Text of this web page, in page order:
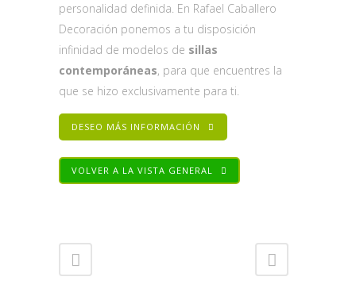
personalidad definida. En Rafael Caballero
Decoración ponemos a tu disposición
infinidad de modelos de sillas
contemporáneas, para que encuentres la
que se hizo exclusivamente para ti.
DESEO MÁS INFORMACIÓN
VOLVER A LA VISTA GENERAL